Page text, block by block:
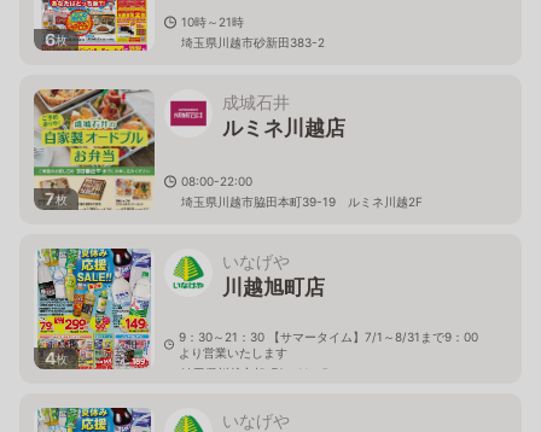
6枚
10時～21時
埼玉県川越市砂新田383-2
7枚
成城石井
ルミネ川越店
08:00-22:00
埼玉県川越市脇田本町39-19 ルミネ川越2F
4枚
いなげや
川越旭町店
9：30～21：30 【サマータイム】7/1～8/31まで9：00
より営業いたします
埼玉県川越市旭町2－11－5
いなげや